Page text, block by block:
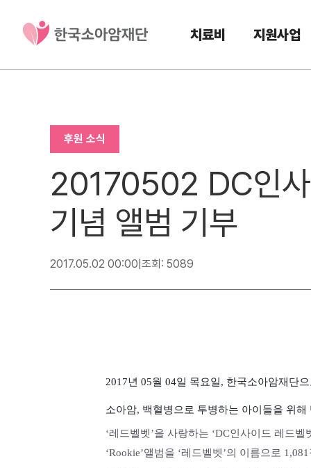
치료비 지원사업
후원 소식
20170502 DC인사
기념 앨범 기부
2017.05.02 00:00 조회: 5089
2017년 05월 04일 목요일, 한국소아암재단
소아암, 백혈병으로 투병하는 아이들을 위
‘레드벨벳’을 사랑하는 ‘DC인사이드 레드
‘Rookie’앨범을 ‘레드벨벳’의 이름으로